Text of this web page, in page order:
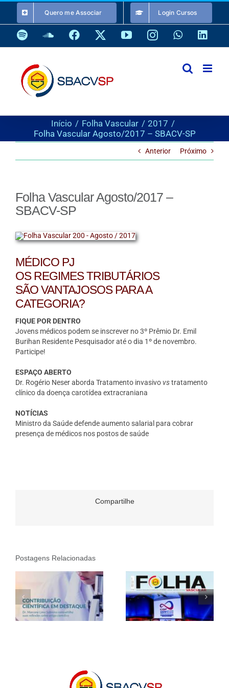
o
conteúdo
Quero me Associar Login Cursos
SpotifySoundCloud
Facebook YouTubeInstagramWhatsApp
Início Folha Vascular
2017
Folha Vascular Agosto/2017 – SBACV-SP
Anterior Próximo
Folha Vascular Agosto/2017 –
SBACV-SP
MÉDICO PJ
OS REGIMES TRIBUTÁRIOS
SÃO VANTAJOSOS PARA A
CATEGORIA?
FIQUE POR DENTRO
Jovens médicos podem se inscrever no 3º Prêmio Dr. Emil
Burihan Residente Pesquisador até o dia 1º de novembro.
Participe!
ESPAÇO ABERTO
Dr. Rogério Neser aborda Tratamento invasivovstratamento
clínico da doença carotídea extracraniana
NOTÍCIAS
Ministro da Saúde defende aumento salarial para cobrar
presença de médicos nos postos de saúde
Compartilhe
Postagens Relacionadas